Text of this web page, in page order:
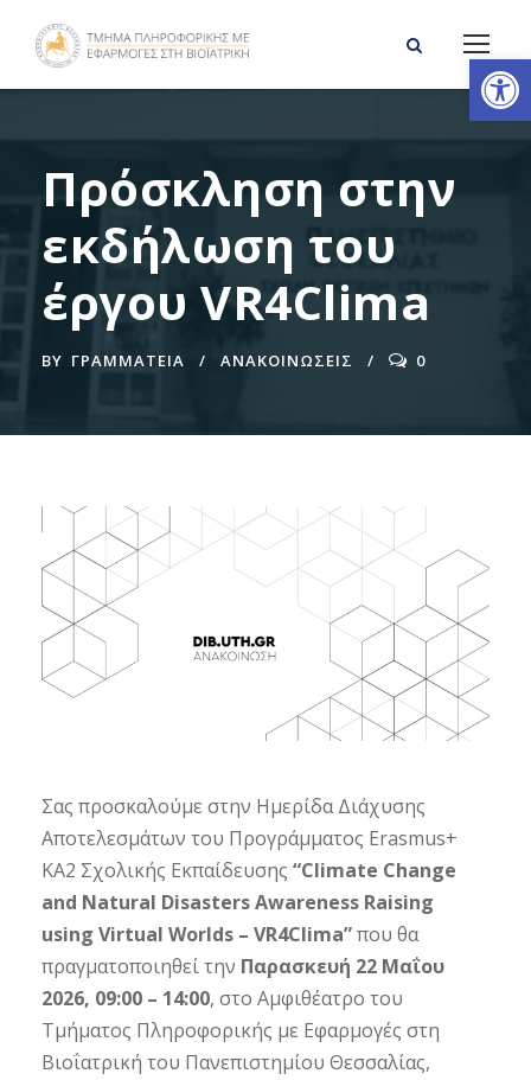
Ανοίξτε τη γραμμή εργαλείων
Πρόσκληση στην
εκδήλωση του
έργου VR4Clima
BY ΓΡΑΜΜΑΤΕΊΑ ΑΝΑΚΟΙΝΩΣΕΙΣ 0
Σας προσκαλούμε στην Ημερίδα Διάχυσης
Αποτελεσμάτων του Προγράμματος Erasmus+
KA2 Σχολικής Εκπαίδευσης “Climate Change
and Natural Disasters Awareness Raising
using Virtual Worlds – VR4Clima”που θα
πραγματοποιηθεί την Παρασκευή 22 Μαΐου
2026, 09:00 – 14:00, στο Αμφιθέατρο του
Τμήματος Πληροφορικής με Εφαρμογές στη
Βιοΐατρική του Πανεπιστημίου Θεσσαλίας,